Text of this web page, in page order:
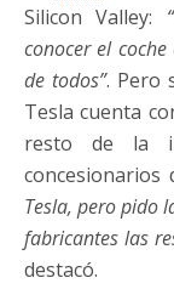
Silicon Valley:
conocer el
de todos”. Pero
Tesla cuenta
resto de la
concesionarios
Tesla, pero pido
fabricantes las
destacó.